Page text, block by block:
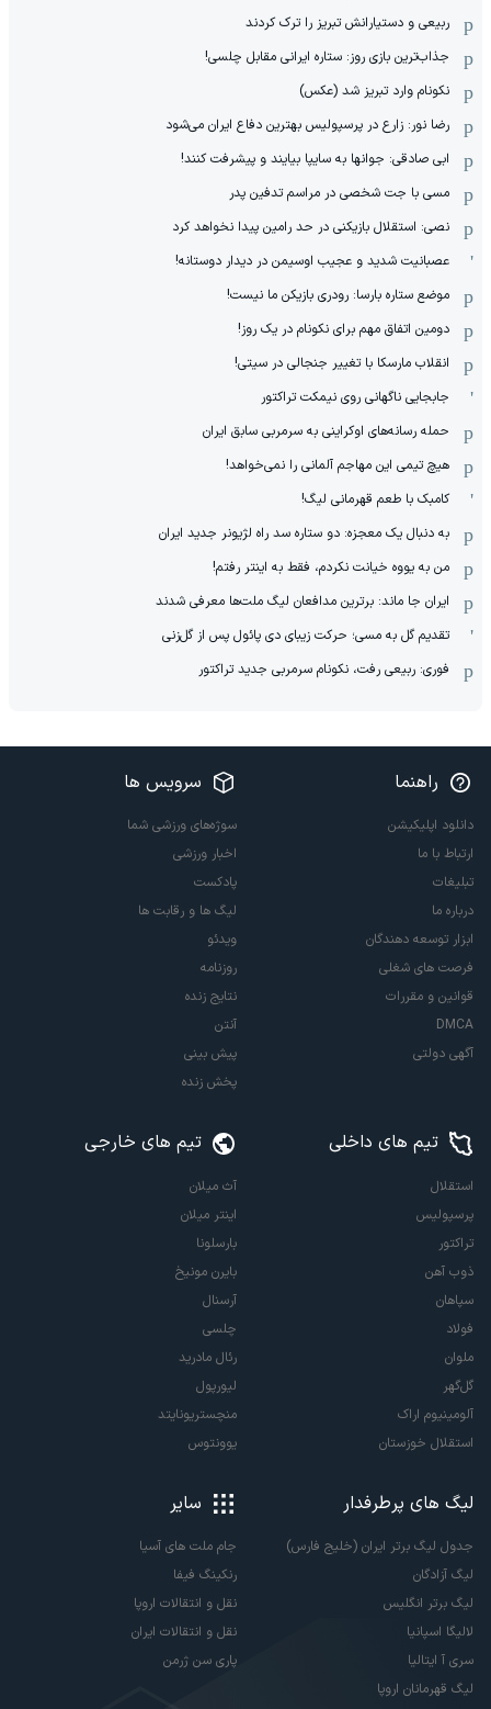
ربیعی و دستیارانش تبریز را ترک کردند
جذاب‌ترین بازی روز: ستاره ایرانی مقابل چلسی!
نکونام وارد تبریز شد (عکس)
رضا نور: زارع در پرسپولیس بهترین دفاع ایران می‌شود
ابی صادقی: جوانها به سایپا بیایند و پیشرفت کنند!
مسی با جت شخصی در مراسم تدفین پدر
نصی: استقلال بازیکنی در حد رامین پیدا نخواهد کرد
عصبانیت شدید و عجیب اوسیمن در دیدار دوستانه!
موضع ستاره بارسا: رودری بازیکن ما نیست!
دومین اتفاق مهم برای نکونام در یک روز!
انقلاب مارسکا با تغییر جنجالی در سیتی!
جابجایی ناگهانی روی نیمکت تراکتور
حمله رسانه‌های اوکراینی به سرمربی سابق ایران
هیچ‌ تیمی این مهاجم آلمانی را نمی‌خواهد!
کامبک با طعم قهرمانی لیگ!
به دنبال یک معجزه: دو ستاره سد راه لژیونر جدید ایران
من به یووه خیانت نکردم، فقط به اینتر رفتم!
ایران جا ماند: برترین مدافعان لیگ ملت‌ها معرفی شدند
تقدیم گل به مسی؛ حرکت زیبای دی پائول پس از گل‌زنی
فوری: ربیعی رفت، نکونام سرمربی جدید تراکتور
راهنما
دانلود اپلیکیشن
ارتباط با ما
تبلیغات
درباره ما
ابزار توسعه دهندگان
فرصت های شغلی
قوانین و مقررات
DMCA
آگهی دولتی
سرویس ها
سوژه‌های ورزشی شما
اخبار ورزشی
پادکست
لیگ ها و رقابت ها
ویدئو
روزنامه
نتایج زنده
آنتن
پیش بینی
پخش زنده
تیم های داخلی
استقلال
پرسپولیس
تراکتور
ذوب آهن
سپاهان
فولاد
ملوان
گل‌گهر
آلومینیوم اراک
استقلال خوزستان
تیم های خارجی
آث میلان
اینتر میلان
بارسلونا
بایرن مونیخ
آرسنال
چلسی
رئال مادرید
لیورپول
منچستریونایتد
یوونتوس
لیگ های پرطرفدار
جدول لیگ برتر ایران (خلیج فارس)
لیگ آزادگان
لیگ برتر انگلیس
لالیگا اسپانیا
سری آ ایتالیا
لیگ قهرمانان اروپا
سایر
جام ملت های آسیا
رنکینگ فیفا
نقل و انتقالات اروپا
نقل و انتقالات ایران
پاری سن ژرمن